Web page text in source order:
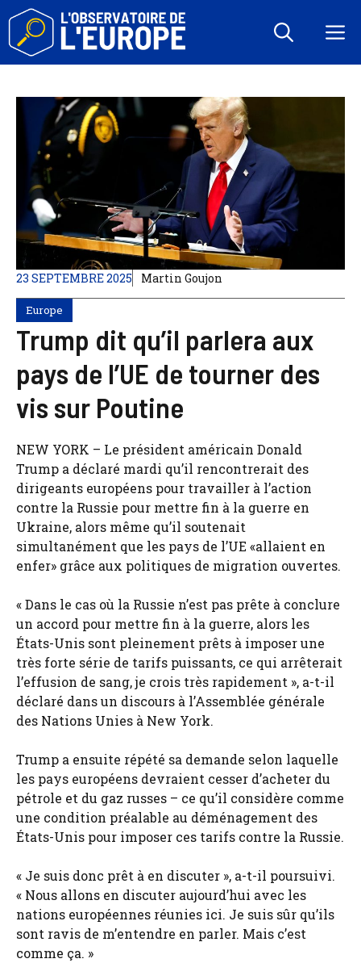
Aller
contenu
23 SEPTEMBRE 2025 Martin Goujon
Europe
Trump dit qu’il parlera aux
pays de l’UE de tourner des
vis sur Poutine
NEW YORK – Le président américain Donald
Trump a déclaré mardi qu’il rencontrerait des
dirigeants européens pour travailler à l’action
contre la Russie pour mettre fin à la guerre en
Ukraine, alors même qu’il soutenait
simultanément que les pays de l’UE «allaient en
enfer» grâce aux politiques de migration ouvertes.
« Dans le cas où la Russie n’est pas prête à conclure
un accord pour mettre fin à la guerre, alors les
États-Unis sont pleinement prêts à imposer une
très forte série de tarifs puissants, ce qui arrêterait
l’effusion de sang, je crois très rapidement », a-t-il
déclaré dans un discours à l’Assemblée générale
des Nations Unies à New York.
Trump a ensuite répété sa demande selon laquelle
les pays européens devraient cesser d’acheter du
pétrole et du gaz russes – ce qu’il considère comme
une condition préalable au déménagement des
États-Unis pour imposer ces tarifs contre la Russie.
« Je suis donc prêt à en discuter », a-t-il poursuivi.
« Nous allons en discuter aujourd’hui avec les
nations européennes réunies ici. Je suis sûr qu’ils
sont ravis de m’entendre en parler. Mais c’est
comme ça. »